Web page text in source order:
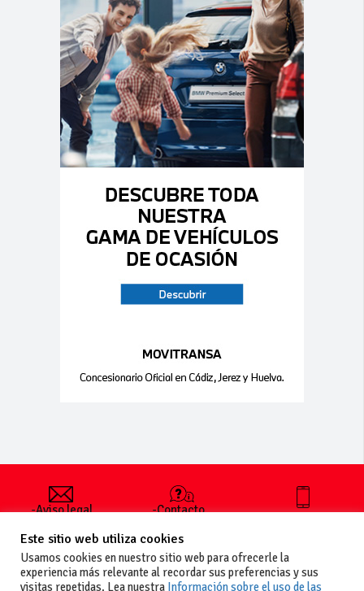
-Aviso legal
generales
de uso
-Política de
-Contacto
publicar un
anuncio
-Vende+
+34 627 35
Este sitio web utiliza cookies
Usamos cookies en nuestro sitio web para ofrecerle la
experiencia más relevante al recordar sus preferencias y sus
visitas repetidas. Lea nuestra Información sobre el uso de las